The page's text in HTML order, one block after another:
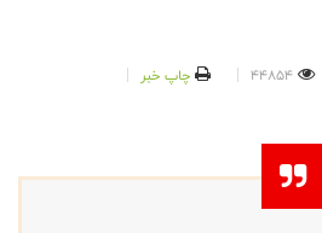
44854 چاپ خبر